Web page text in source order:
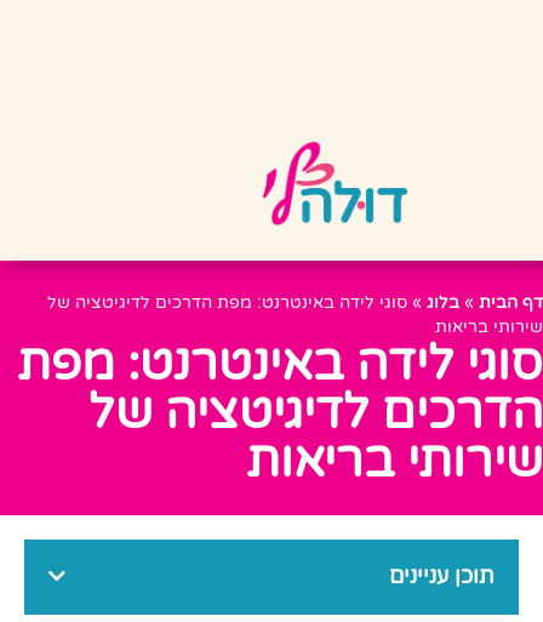
דף הבית » בלוג » סוגי לידה באינטרנט: מפת הדרכים לדיגיטציה של
שירותי בריאות
סוגי לידה באינטרנט: מפת
הדרכים לדיגיטציה של
שירותי בריאות
תוכן עניינים